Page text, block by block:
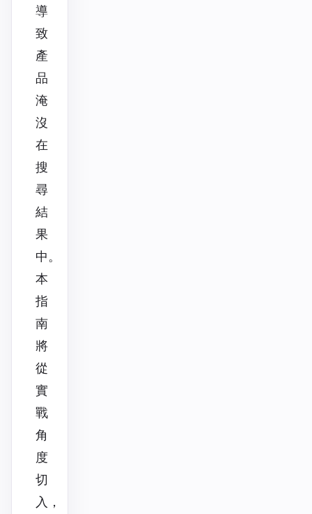
導
致
產
品
淹
沒
在
搜
尋
結
果
中。
本
指
南
將
從
實
戰
角
度
切
入，